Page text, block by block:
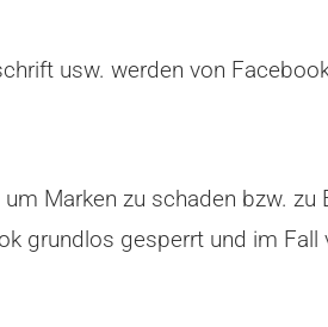
usw. werden von
Marken zu schaden bzw.
grundlos gesperrt und im